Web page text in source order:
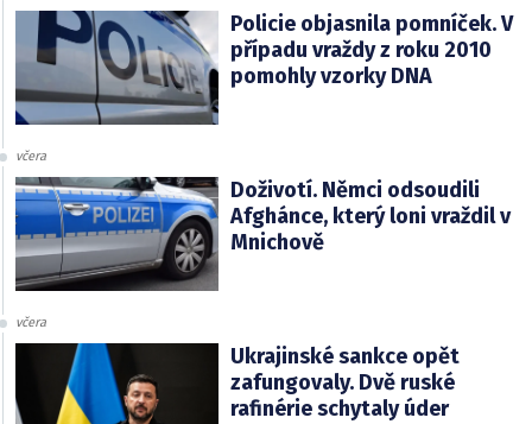
Policie objasnila pomníček. V
případu vraždy z roku 2010
pomohly vzorky DNA
včera
Doživotí. Němci odsoudili
Afghánce, který loni vraždil v
Mnichově
včera
Ukrajinské sankce opět
zafungovaly. Dvě ruské
rafinérie schytaly úder